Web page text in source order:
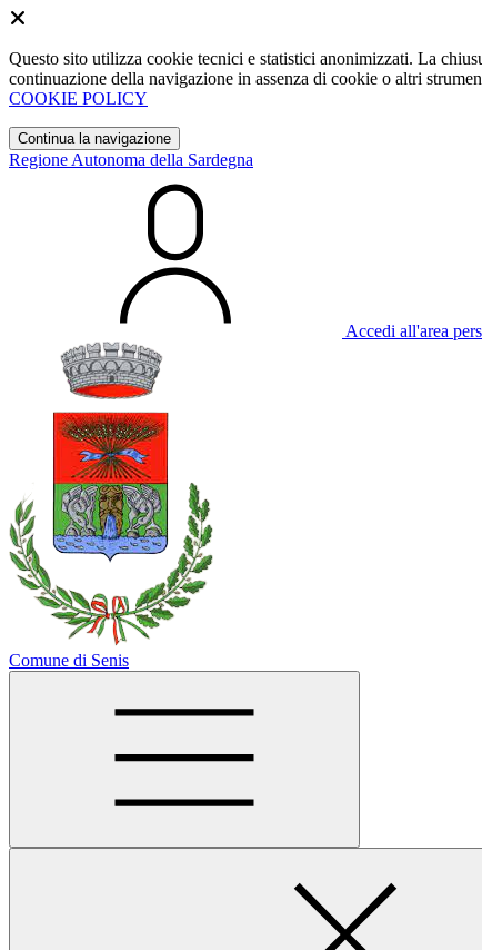
Questo sito utilizza cookie tecnici e statistici anonimizzati. La
continuazione della navigazione in assenza di cookie o altri
COOKIE POLICY
Continua la navigazione
Regione Autonoma della Sardegna
Accedi all'area
Comune di Senis